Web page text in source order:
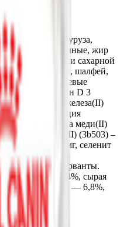
22%, кукуруза,
отруби пшеничные, жир
кусочки сахарной
0,1% (тимьян, шалфей,
1 кг: пищевые
МЕ, витамин D 3
– 360 мг, железа(II)
мг, йодат кальция
сульфата меди(II)
марганца(II) (3b503) –
(3b605) – 67,5 мг, селенит
(3a370) – 750 мг.
консерванты.
белок — 24%, сырая
сырая зола — 6,8%,